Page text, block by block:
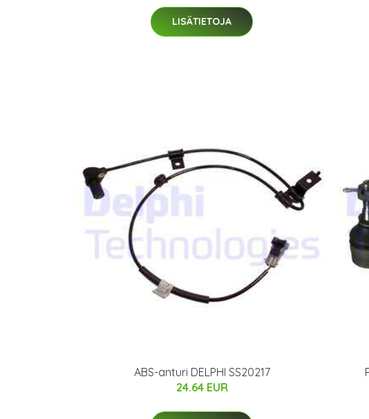
LISÄTIETOJA
ABS-anturi DELPHI SS20217
24.64 EUR